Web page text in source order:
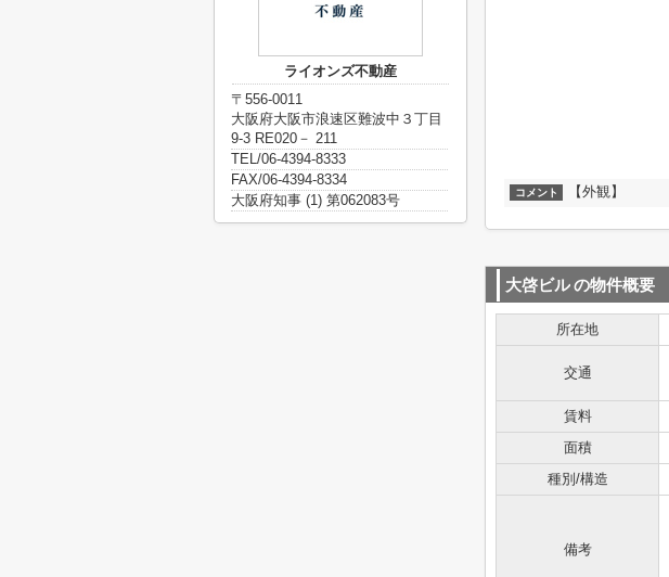
コメント 【外観】
大啓ビルの物件概要
所在地
交通
賃料
面積
種別/構造
備考
ライオンズ不動産
〒556-0011
大阪府大阪市浪速区難波中３丁目
9-3 RE020－ 211
TEL/06-4394-8333
FAX/06-4394-8334
大阪府知事 (1) 第062083号